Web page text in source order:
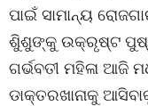
ପାଇଁ ସାମାନ୍ୟ
ଶିୁଶୁଙ୍କୁ ଉକ୍ରୃଷ୍ଟ
ଗର୍ଭବତୀ ମହିଳା ଆଜି
ଡାକ୍ତରଖାନାକୁ